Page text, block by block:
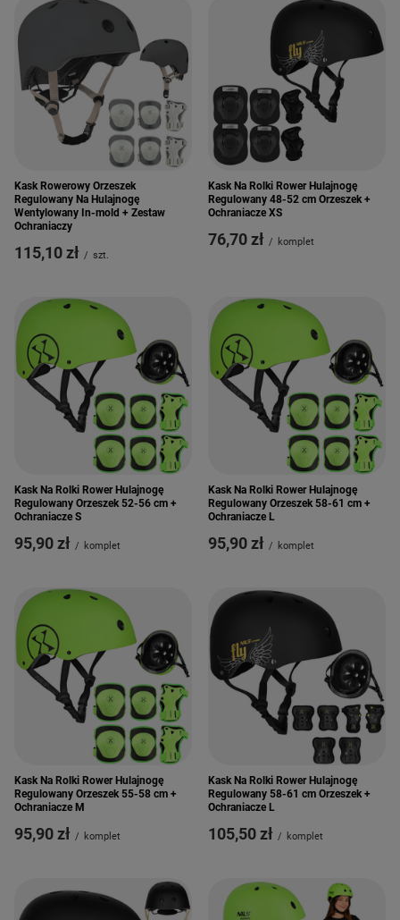
Kask Rowerowy Orzeszek
Regulowany Na Hulajnogę
Wentylowany In-mold + Zestaw
Ochraniaczy
115,10 zł / szt.
Kask Na Rolki Rower Hulajnogę
Regulowany 48-52 cm Orzeszek +
Ochraniacze XS
76,70 zł / komplet
Kask Na Rolki Rower Hulajnogę
Regulowany Orzeszek 52-56 cm +
Ochraniacze S
95,90 zł / komplet
Kask Na Rolki Rower Hulajnogę
Regulowany Orzeszek 58-61 cm +
Ochraniacze L
95,90 zł / komplet
Kask Na Rolki Rower Hulajnogę
Regulowany Orzeszek 55-58 cm +
Ochraniacze M
95,90 zł / komplet
Kask Na Rolki Rower Hulajnogę
Regulowany 58-61 cm Orzeszek +
Ochraniacze L
105,50 zł / komplet